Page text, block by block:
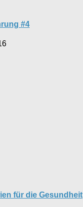
#4
für die Gesundheit